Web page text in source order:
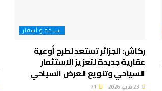
سياحة و أسفار
ركاش: الجزائر تستعد لطرح أوعية
عقارية جديدة لتعزيز الاستثمار
السياحي وتنويع العرض السياحي